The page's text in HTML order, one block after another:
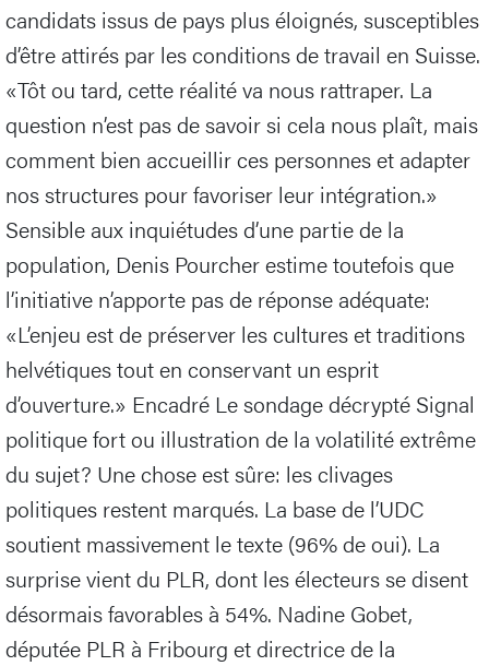
candidats issus de pays plus éloignés, susceptibles
d’être attirés par les conditions de travail en Suisse.
«Tôt ou tard, cette réalité va nous rattraper. La
question n’est pas de savoir si cela nous plaît, mais
comment bien accueillir ces personnes et adapter
nos structures pour favoriser leur intégration.»
Sensible aux inquiétudes d’une partie de la
population, Denis Pourcher estime toutefois que
l’initiative n’apporte pas de réponse adéquate:
«L’enjeu est de préserver les cultures et traditions
helvétiques tout en conservant un esprit
d’ouverture.» Encadré Le sondage décrypté Signal
politique fort ou illustration de la volatilité extrême
du sujet? Une chose est sûre: les clivages
politiques restent marqués. La base de l’UDC
soutient massivement le texte (96% de oui). La
surprise vient du PLR, dont les électeurs se disent
désormais favorables à 54%. Nadine Gobet,
députée PLR à Fribourg et directrice de la